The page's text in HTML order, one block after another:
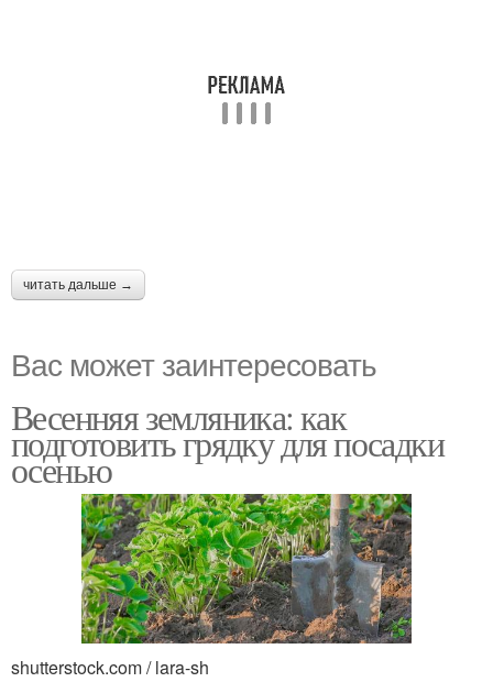
читать дальше →
Вас может заинтересовать
Весенняя земляника: как
подготовить грядку для посадки
осенью
shutterstock.com / lara-sh